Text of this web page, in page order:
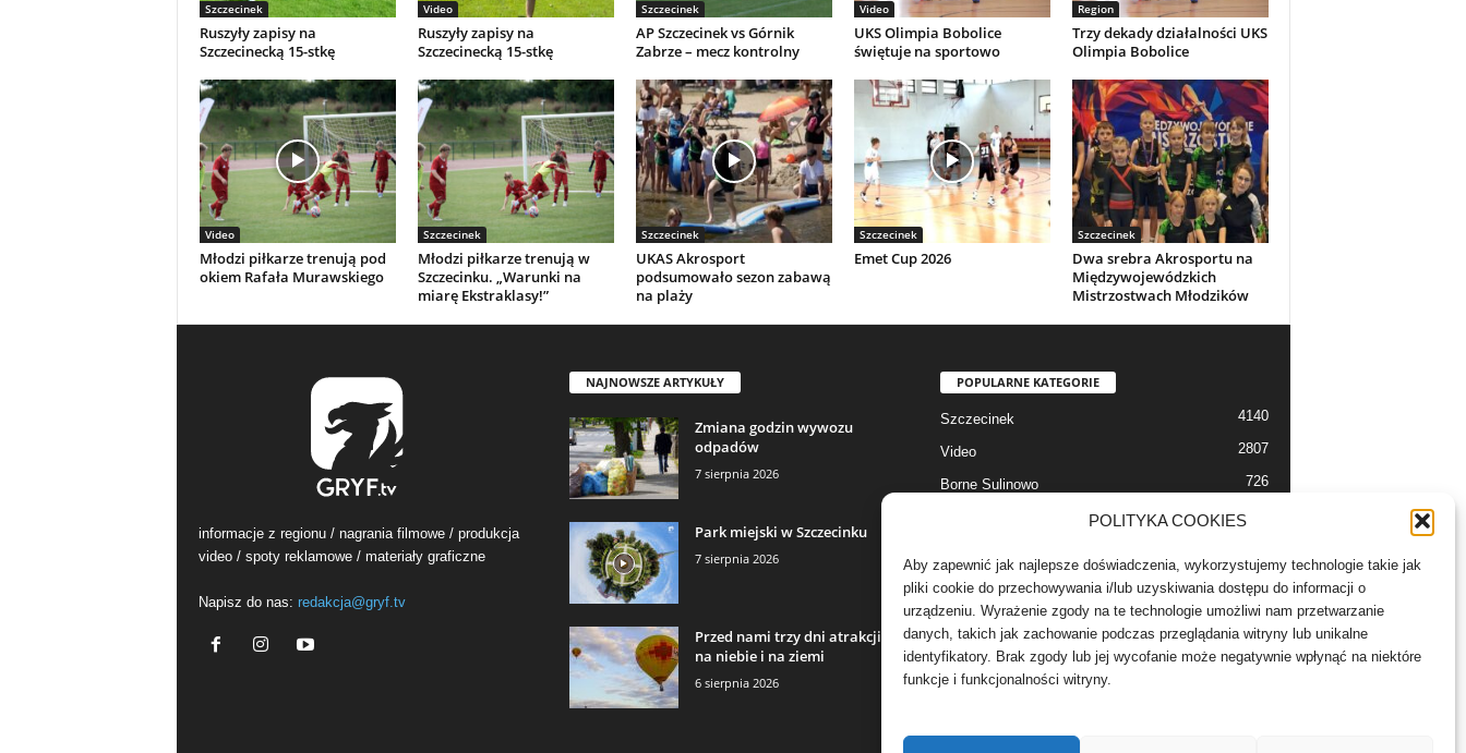
POLITYKA COOKIES
Aby zapewnić jak najlepsze doświadczenia, wykorzystujemy technologie takie jak
pliki cookie do przechowywania i/lub uzyskiwania dostępu do informacji o
urządzeniu. Wyrażenie zgody na te technologie umożliwi nam przetwarzanie
danych, takich jak zachowanie podczas przeglądania witryny lub unikalne
identyfikatory. Brak zgody lub jej wycofanie może negatywnie wpłynąć na niektóre
funkcje i funkcjonalności witryny.
Szczecinek
Ruszyły zapisy na
Szczecinecką 15-stkę
Video
Ruszyły zapisy na
Szczecinecką 15-stkę
Szczecinek
AP Szczecinek vs Górnik
Zabrze – mecz kontrolny
Video
UKS Olimpia Bobolice
świętuje na sportowo
Region
Trzy dekady działalności UKS
Olimpia Bobolice
Video
Młodzi piłkarze trenują pod
okiem Rafała Murawskiego
Szczecinek
Młodzi piłkarze trenują w
Szczecinku. „Warunki na
miarę Ekstraklasy!”
Szczecinek
UKAS Akrosport
podsumowało sezon zabawą
na plaży
Szczecinek
Emet Cup 2026
Szczecinek
Dwa srebra Akrosportu na
Międzywojewódzkich
Mistrzostwach Młodzików
informacje z regionu / nagrania filmowe / produkcja
video / spoty reklamowe / materiały graficzne
Napisz do nas: redakcja@gryf.tv
NAJNOWSZE ARTYKUŁY
Zmiana godzin wywozu
odpadów
7 sierpnia 2026
Park miejski w Szczecinku
7 sierpnia 2026
Przed nami trzy dni atrakcji
na niebie i na ziemi
6 sierpnia 2026
POPULARNE KATEGORIE
Szczecinek 4140
Video 2807
Borne Sulinowo 726
712
Biały Bór
Aktualności 504